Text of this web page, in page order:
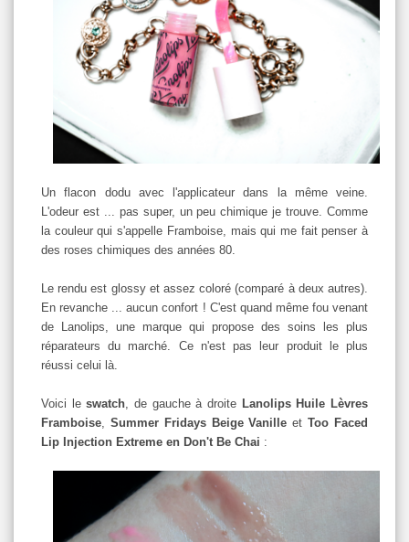
Un flacon dodu avec l'applicateur dans la même veine.
L'odeur est ... pas super, un peu chimique je trouve. Comme
la couleur qui s'appelle Framboise, mais qui me fait penser à
des roses chimiques des années 80.
Le rendu est glossy et assez coloré (comparé à deux autres).
En revanche ... aucun confort ! C'est quand même fou venant
de Lanolips, une marque qui propose des soins les plus
réparateurs du marché. Ce n'est pas leur produit le plus
réussi celui là.
Voici leswatch, de gauche à droite Lanolips Huile Lèvres
Framboise, Summer Fridays Beige Vanille etToo Faced
Lip Injection Extreme en Don't Be Chai :